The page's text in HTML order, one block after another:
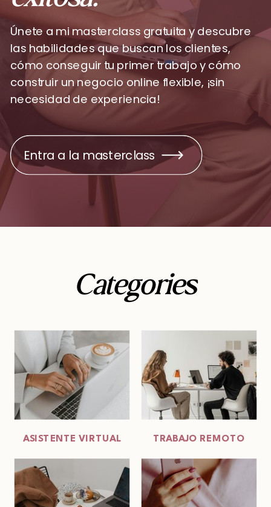
Únete a mi masterclass gratuita y descubre
las habilidades que buscan los clientes,
cómo conseguir tu primer trabajo y cómo
construir un negocio online flexible, ¡sin
necesidad de experiencia!
Entra a la masterclass
Categories
ASISTENTE VIRTUAL TRABAJO REMOTO